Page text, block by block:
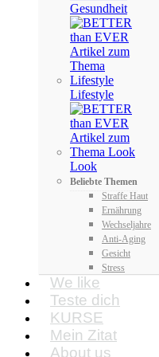
Gesundheit
Lifestyle
Look
Beliebte Themen
Straffe Haut
Ernährung
Wechseljahre
Anti-Aging
Gesicht
Stress
We like
Teste dich
KURSE
Mein Zitat
About us